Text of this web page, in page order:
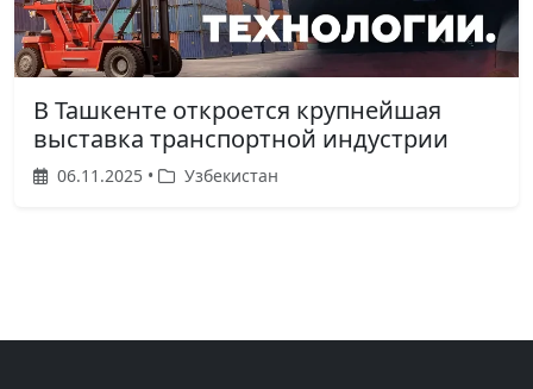
В Ташкенте откроется крупнейшая
выставка транспортной индустрии
06.11.2025 • Узбекистан